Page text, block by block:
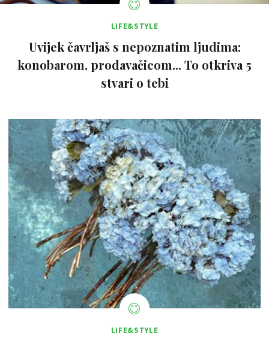
LIFE&STYLE
Uvijek čavrljaš s nepoznatim ljudima:
konobarom, prodavačicom... To otkriva 5
stvari o tebi
LIFE&STYLE